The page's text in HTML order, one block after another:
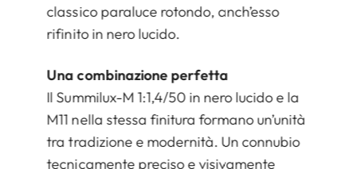
classico paraluce rotondo, anch’esso
rifinito in nero lucido.
Una combinazione perfetta
Il Summilux-M 1:1,4/50 in nero lucido e la
M11 nella stessa finitura formano un’unità
tra tradizione e modernità. Un connubio
tecnicamente preciso e visivamente